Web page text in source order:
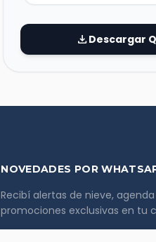
downloadDescargar
NOVEDADES POR
Recibí alertas de nieve,
promociones exclusivas en tu